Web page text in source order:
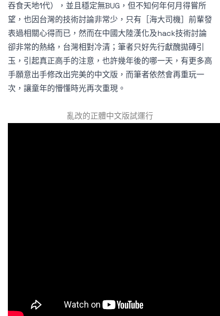
吞食天地1代），並且穩定無BUG，但不知何年何月得嘗所
望，也因台灣的技術討論非常少，只有 ［海大司機］ 前輩發
表過相關心得而已，然而在中國大陸漢化及hack技術討論
卻非常的熱絡，台灣相對冷清；筆者只好先行獻醜拋磚引
玉，引起真正高手的注意，也許幾年後的哪一天，有更多高
手願意出手修改出完美的中文版，而筆者依然會再重玩一
次，讓童年的懵懂時光再次重現。
亂改的正體中文版試運行